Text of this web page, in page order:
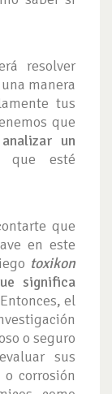
resolver
manera
tus
que
un
que esté
que
en este
toxikon
significa
el
o seguro
sus
corrosión